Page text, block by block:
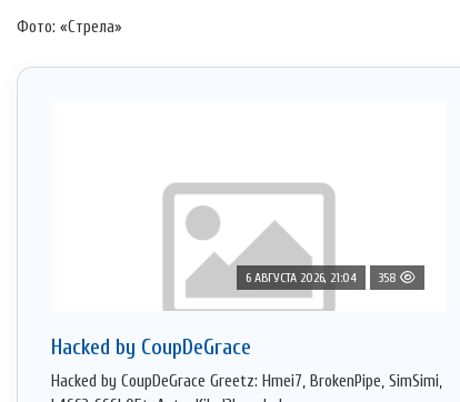
Фото: «Стрела»
6 АВГУСТА 2026, 21:04 358
Hacked by CoupDeGrace
Hacked by CoupDeGrace Greetz: Hmei7, BrokenPipe, SimSimi,